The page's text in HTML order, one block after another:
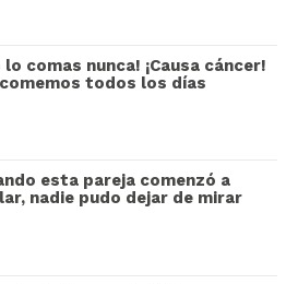
lo comas nunca! ¡Causa cáncer!
todos los días
esta pareja comenzó a
nadie pudo dejar de mirar